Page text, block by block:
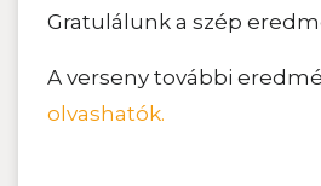
Gratulálunk a szép
A verseny további
olvashatók.